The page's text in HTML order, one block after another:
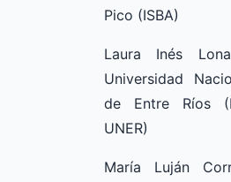
Pico (ISBA)
Laura Inés
Universidad
de Entre Ríos
UNER)
María Luján